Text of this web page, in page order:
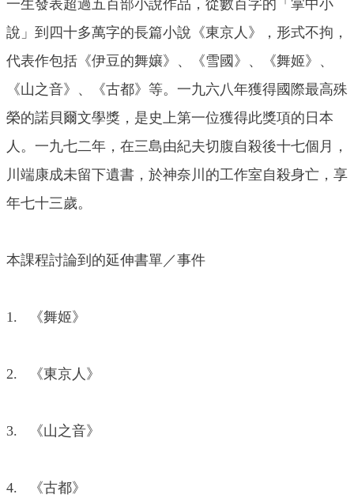
一生發表超過五百部小說作品，從數百字的「掌中小
說」到四十多萬字的長篇小說《東京人》，形式不拘，
代表作包括《伊豆的舞孃》、《雪國》、《舞姬》、
《山之音》、《古都》等。一九六八年獲得國際最高殊
榮的諾貝爾文學獎，是史上第一位獲得此獎項的日本
人。一九七二年，在三島由紀夫切腹自殺後十七個月，
川端康成未留下遺書，於神奈川的工作室自殺身亡，享
年七十三歲。
本課程討論到的延伸書單／事件
1. 《舞姬》
2. 《東京人》
3. 《山之音》
4. 《古都》